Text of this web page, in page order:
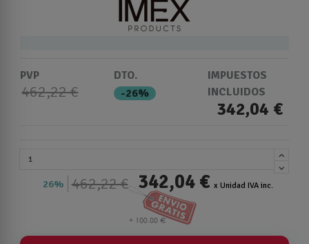
PVP
462,22 €
DTO.
-26%
IMPUESTOS
INCLUIDOS
342,04 €
26% 462,22 € 342,04 € x Unidad IVA inc.